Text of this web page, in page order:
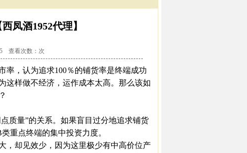
凤酒1952代理】
查看次数： 次
，认为追求100％的铺货率是终端成功
这样做不经济，运作成本太高。那么该如
质量”的关系。如果盲目过分地追求铺货
重点终端的集中投资力度。
却见效少，因为这里极少有中高价位产